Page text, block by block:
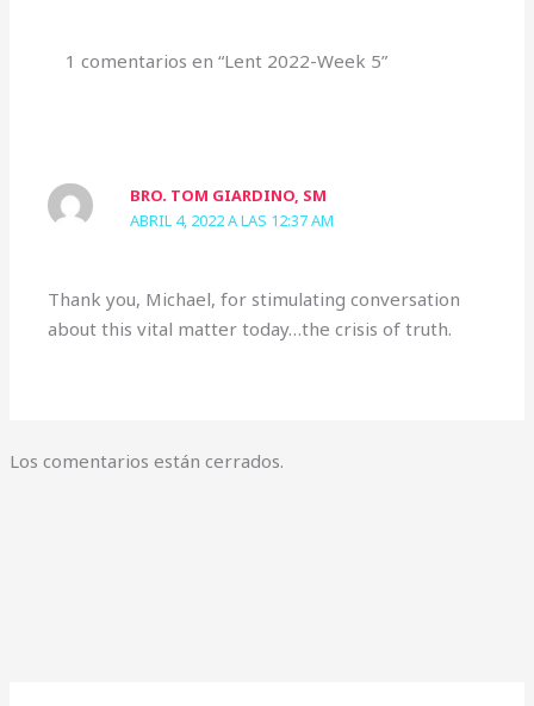
1 comentarios en “Lent 2022-Week 5”
BRO. TOM GIARDINO, SM
ABRIL 4, 2022 A LAS 12:37 AM
Thank you, Michael, for stimulating conversation
about this vital matter today…the crisis of truth.
Los comentarios están cerrados.